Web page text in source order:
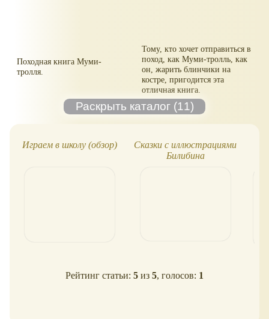
Походная книга Муми-
тролля.
Тому, кто хочет отправиться в
поход, как Муми-тролль, как
он, жарить блинчики на
костре, пригодится эта
отличная книга.
Играем в школу (обзор)
Сказки с иллюстрациями
Билибина
Рейтинг статьи: 5 из 5, голосов: 1